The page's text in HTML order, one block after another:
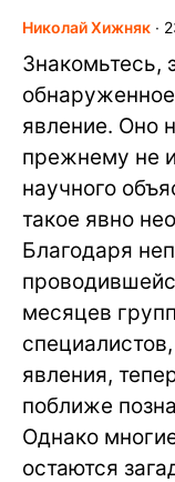
Николай Хижняк ∙
Знакомьтесь,
явление. Оно
прежнему не
научного
такое явно
Благодаря
месяцев
явления,
поближе
Однако
остаются